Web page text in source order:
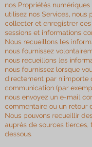
nos Propriétés
utilisez nos Services, nous
collecter et enregistrer ces
sessions et informations
Nous recueillons les
nous fournissez
nous recueillons les
nous fournissez lorsque
directement par n'importe
communication (par
nous envoyez un e-mail
commentaire ou un retour
Nous pouvons recueillir
auprès de sources
dessous.